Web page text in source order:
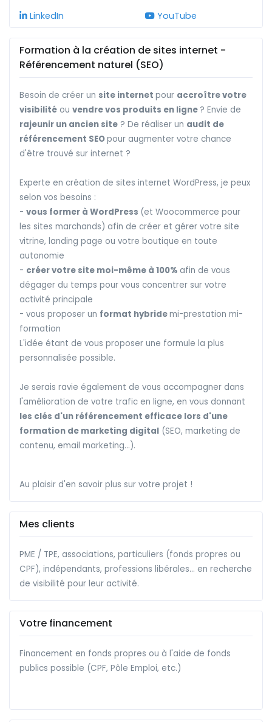
LinkedIn YouTube
Formation à la création de sites internet -
Référencement naturel (SEO)
Besoin de créer un site internet pour accroître votre
visibilité ou vendre vos produits en ligne ? Envie de
rajeunir un ancien site ? De réaliser un audit de
référencement SEOpour augmenter votre chance
d'être trouvé sur internet ?
Experte en création de sites internet WordPress, je peux
selon vos besoins :
- vous former à WordPress (et Woocommerce pour
les sites marchands) afin de créer et gérer votre site
vitrine, landing page ou votre boutique en toute
autonomie
- créer votre site moi-même à 100% afin de vous
dégager du temps pour vous concentrer sur votre
activité principale
- vous proposer un format hybridemi-prestation mi-
formation
L'idée étant de vous proposer une formule la plus
personnalisée possible.
Je serais ravie également de vous accompagner dans
l'amélioration de votre trafic en ligne, en vous donnant
les clés d'un référencement efficace lors d'une
formation de marketing digital (SEO, marketing de
contenu, email marketing...).
Au plaisir d'en savoir plus sur votre projet !
Mes clients
PME / TPE, associations, particuliers (fonds propres ou
CPF), indépendants, professions libérales... en recherche
de visibilité pour leur activité.
Votre financement
Financement en fonds propres ou à l'aide de fonds
publics possible (CPF, Pôle Emploi, etc.)